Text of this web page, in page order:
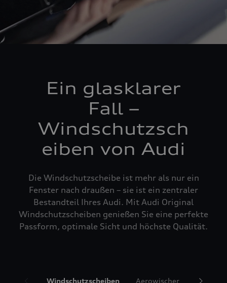
Ein glasklarer
Fall –
Windschutzsch
eiben von Audi
Die Windschutzscheibe ist mehr als nur ein
Fenster nach draußen – sie ist ein zentraler
Bestandteil Ihres Audi. Mit Audi Original
Windschutzscheiben genießen Sie eine perfekte
Passform, optimale Sicht und höchste Qualität.
Windschutzscheiben Aerowischer